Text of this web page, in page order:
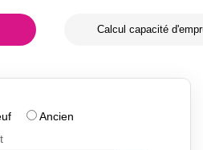
Calcul capacité